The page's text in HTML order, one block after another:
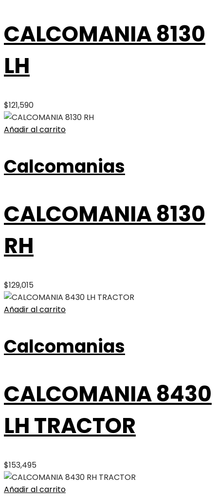
CALCOMANIA 8130
LH
$121,590
Añadir al carrito
Calcomanias
CALCOMANIA 8130
RH
$129,015
Añadir al carrito
Calcomanias
CALCOMANIA 8430
LH TRACTOR
$153,495
Añadir al carrito